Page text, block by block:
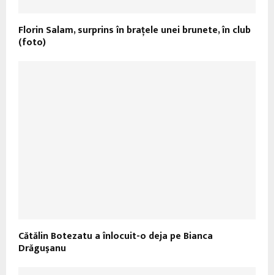
Florin Salam, surprins în brațele unei brunete, în club
(foto)
Cătălin Botezatu a înlocuit-o deja pe Bianca
Drăguşanu